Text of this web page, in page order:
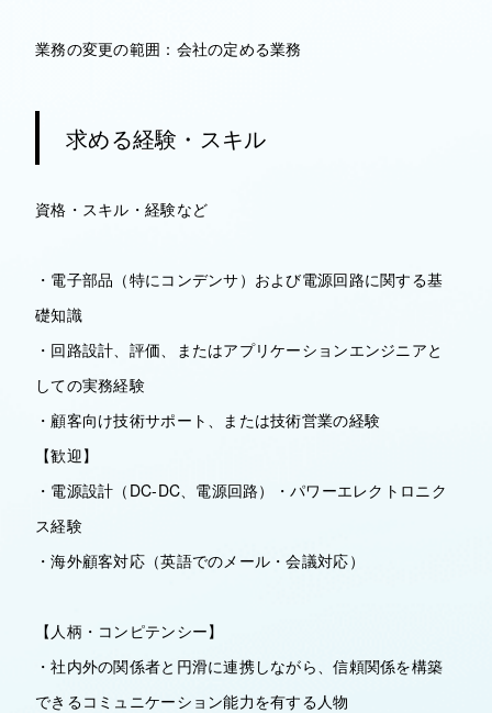
業務の変更の範囲：会社の定める業務
求める経験・スキル
資格・スキル・経験など
・電子部品（特にコンデンサ）および電源回路に関する基
礎知識
・回路設計、評価、またはアプリケーションエンジニアと
しての実務経験
・顧客向け技術サポート、または技術営業の経験
【歓迎】
・電源設計（DC-DC、電源回路）・パワーエレクトロニク
ス経験
・海外顧客対応（英語でのメール・会議対応）
【人柄・コンピテンシー】
・社内外の関係者と円滑に連携しながら、信頼関係を構築
できるコミュニケーション能力を有する人物